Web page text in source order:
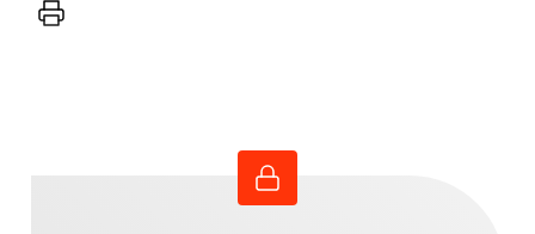
Drucker